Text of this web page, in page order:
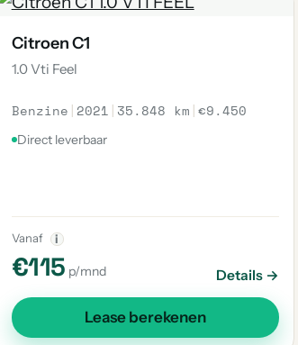
Citroen C1
1.0 Vti Feel
Benzine | 2021 | 35.848 km |€9.450
Direct leverbaar
Vanaf i
€115 p/mnd Details →
Lease berekenen